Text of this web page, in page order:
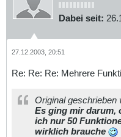
Dabei seit:
27.12.2003, 20:51
Re: Re: Re: Mehrere
Original geschrieben
Es ging mir darum,
ich nur 50
wirklich brauche